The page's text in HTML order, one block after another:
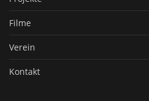
Filme
Verein
Kontakt